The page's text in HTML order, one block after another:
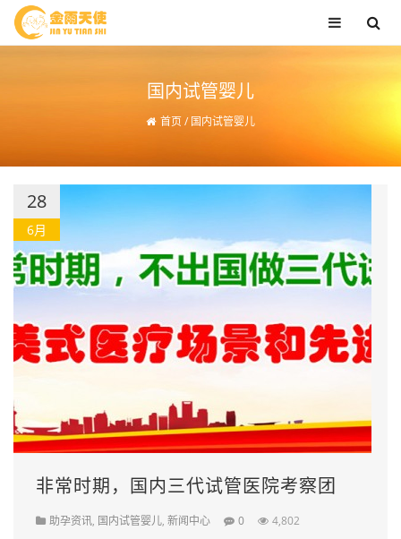
国内试管婴儿
首页/ 国内试管婴儿
28
6月
非常时期，国内三代试管医院考察团
助孕资讯, 国内试管婴儿, 新闻中心 0 4,802